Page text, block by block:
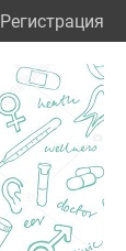
Регистрация